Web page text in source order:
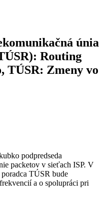
únia
Routing
TÚSR: Zmeny vo
podpredseda
packetov v sieťach ISP. V
TÚSR bude
a o spolupráci pri